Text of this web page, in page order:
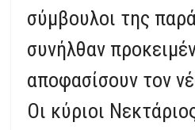
σύμβουλοι της
συνήλθαν
αποφασίσουν τον
Οι κύριοι